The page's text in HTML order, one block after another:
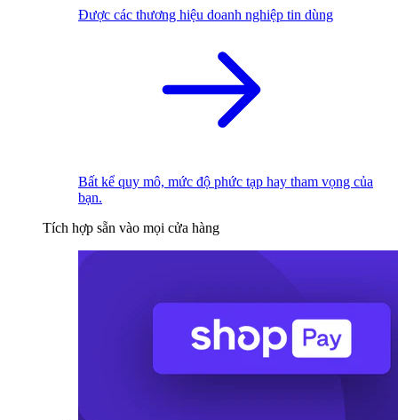
Được các thương hiệu doanh nghiệp tin dùng
Bất kể quy mô, mức độ phức tạp hay tham vọng của
bạn.
Tích hợp sẵn vào mọi cửa hàng